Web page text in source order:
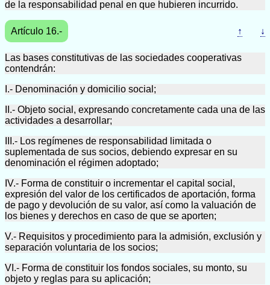
de la responsabilidad penal en que hubieren incurrido.
Artículo 16.- ↑ ↓
Las bases constitutivas de las sociedades cooperativas
contendrán:
I.- Denominación y domicilio social;
II.- Objeto social, expresando concretamente cada una de las
actividades a desarrollar;
III.- Los regímenes de responsabilidad limitada o
suplementada de sus socios, debiendo expresar en su
denominación el régimen adoptado;
IV.- Forma de constituir o incrementar el capital social,
expresión del valor de los certificados de aportación, forma
de pago y devolución de su valor, así como la valuación de
los bienes y derechos en caso de que se aporten;
V.- Requisitos y procedimiento para la admisión, exclusión y
separación voluntaria de los socios;
VI.- Forma de constituir los fondos sociales, su monto, su
objeto y reglas para su aplicación;